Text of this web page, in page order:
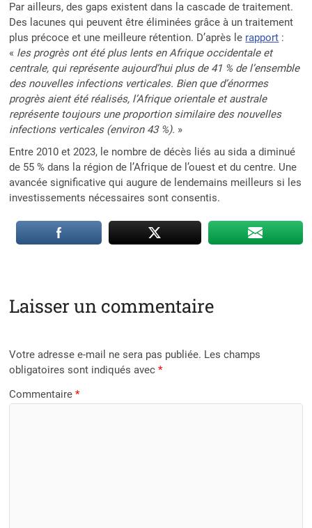
Par ailleurs, des gaps existent dans la cascade de traitement.
Des lacunes qui peuvent être éliminées grâce à un traitement
plus précoce et une meilleure rétention. D’après le rapport :
« les progrès ont été plus lents en Afrique occidentale et
centrale, qui représente aujourd’hui plus de 41 % de l’ensemble
des nouvelles infections verticales. Bien que d’énormes
progrès aient été réalisés, l’Afrique orientale et australe
représente toujours une proportion similaire des nouvelles
infections verticales (environ 43 %). »
Entre 2010 et 2023, le nombre de décès liés au sida a diminué
de 55 % dans la région de l’Afrique de l’ouest et du centre. Une
avancée significative qui augure de lendemains meilleurs si les
investissements nécessaires sont consentis.
Laisser un commentaire
Votre adresse e-mail ne sera pas publiée. Les champs
obligatoires sont indiqués avec*
Commentaire*